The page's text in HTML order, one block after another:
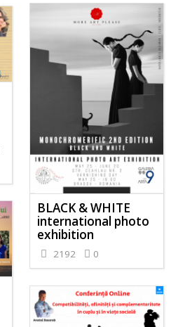
BLACK & WHITE
international photo
exhibition
2192 0